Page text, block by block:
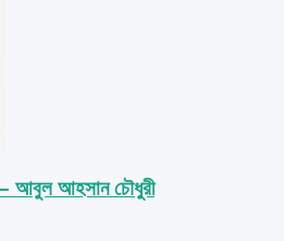
আবুল আহসান চৌধুরী